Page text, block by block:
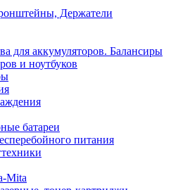
Держатели
для аккумуляторов. Балансиры
и ноутбуков
батареи
питания
Mita